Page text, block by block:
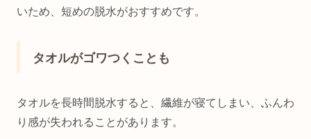
いため、短めの脱水がおすすめです。
タオルがゴワつくことも
タオルを長時間脱水すると、繊維が寝てしまい、ふんわ
り感が失われることがあります。